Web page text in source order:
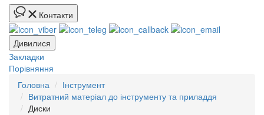
Контакти
Дивилися
Закладки
Порівняння
Головна
Інструмент
Витратний матеріал до інструменту та приладдя
Диски